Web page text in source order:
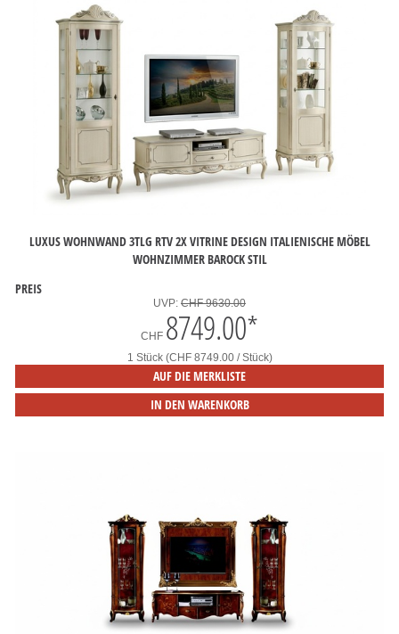
LUXUS WOHNWAND 3TLG RTV 2X VITRINE DESIGN ITALIENISCHE MÖBEL
WOHNZIMMER BAROCK STIL
PREIS
UVP: CHF 9630.00
CHF 8749.00*
1 Stück (CHF 8749.00 / Stück)
AUF DIE MERKLISTE
IN DEN WARENKORB